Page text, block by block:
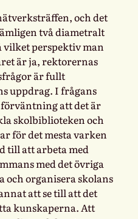
och det
två diametralt
vilket perspektiv man
är ja, rektorernas
är fullt
uppdrag. I frågans
att det är
skolbiblioteken och
för det mesta varken
till att arbeta med
med det övriga
och organisera skolans
att se till att det
kunskaperna. Att